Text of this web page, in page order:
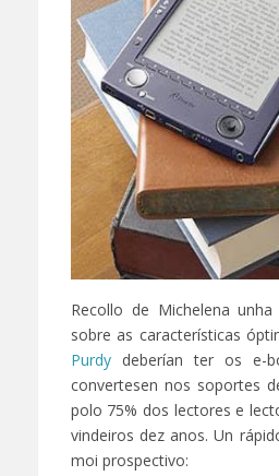
Recollo de Michelena
sobre as características
Purdydeberían ter os e-
convertesen nos soportes
polo 75% dos lectores e
vindeiros dez anos. Un
moi prospectivo: